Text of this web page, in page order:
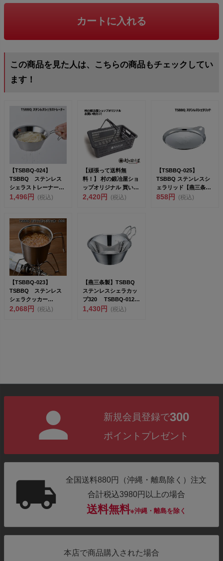
カートに入れる
この商品を見た人は、こちらの商品もチェックしてい
ます！
【TSBBQ-024】
TSBBQ ステンレス
シェラストレーナー
【燕三条製｜TSBBQ...
1,496円 (税込)
【頑張って送料無
料！】 村の鍛冶屋ショ
ップオリジナル 買い物
かご 415×299×1...
2,420円 (税込)
【TSBBQ-025】
TSBBQ ステンレスシ
ェラリッド【燕三条製
｜TSBBQ】&l...
858円 (税込)
【TSBBQ-023】
TSBBQ ステンレス
シェラクッカー
800【燕三条製｜TSB...
2,068円 (税込)
【燕三条製】TSBBQ
ステンレスシェラカッ
プ320 TSBBQ-012
フチ巻...
1,430円 (税込)
新規会員登録で300
ポイントプレゼント
全国送料880円（沖縄・離島除く）注文
合計税込3980円以上の場合
送料無料※沖縄・離島を除く
本店で商品購入された場合